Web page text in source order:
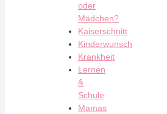
oder
Mädchen?
Kaiserschnitt
Kinderwunsch
Krankheit
Lernen
&
Schule
Mamas